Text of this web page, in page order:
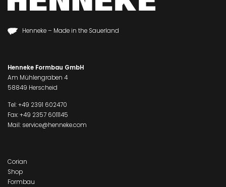
Henneke – Made in the Sauerland
Henneke Formbau GmbH
Am Mühlengraben 4
58849 Herscheid
Tel:+49 2391 602470
Fax: +49 2357 6011145
Mail: service@henneke.com
Corian
Shop
Formbau